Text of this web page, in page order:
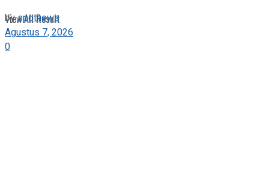
View All Result
byspotnews
Agustus 7, 2026
0